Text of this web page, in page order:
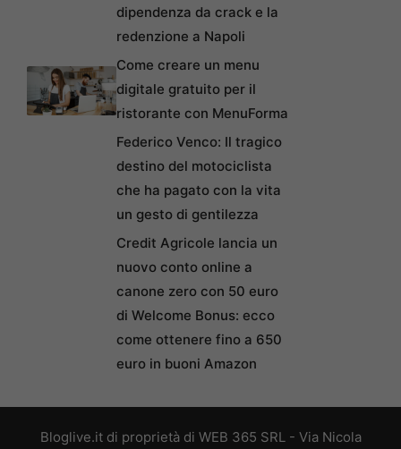
dipendenza da crack e la
redenzione a Napoli
Come creare un menu
digitale gratuito per il
ristorante con MenuForma
Federico Venco: Il tragico
destino del motociclista
che ha pagato con la vita
un gesto di gentilezza
Credit Agricole lancia un
nuovo conto online a
canone zero con 50 euro
di Welcome Bonus: ecco
come ottenere fino a 650
euro in buoni Amazon
Bloglive.it di proprietà di WEB 365 SRL - Via Nicola